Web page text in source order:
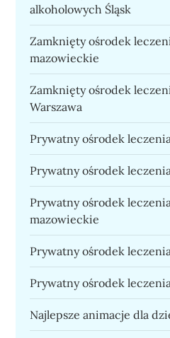
alkoholowych Śląsk
Zamknięty ośrodek
mazowieckie
Zamknięty ośrodek
Warszawa
Prywatny ośrodek
Prywatny ośrodek
Prywatny ośrodek
mazowieckie
Prywatny ośrodek
Prywatny ośrodek
Najlepsze animacje dla